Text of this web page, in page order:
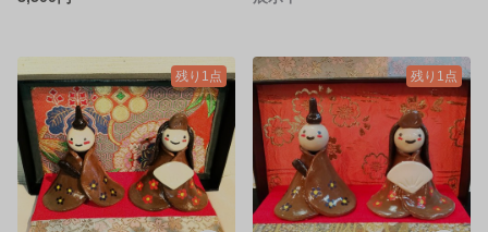
残り1点 残り1点